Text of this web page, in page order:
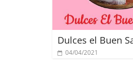
Dulces el Buen
04/04/2021